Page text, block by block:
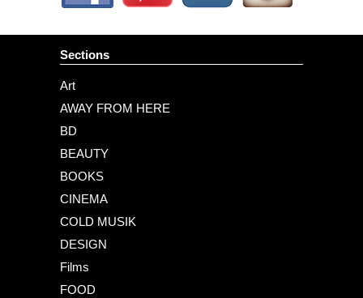
Sections
Art
AWAY FROM HERE
BD
BEAUTY
BOOKS
CINEMA
COLD MUSIK
DESIGN
Films
FOOD